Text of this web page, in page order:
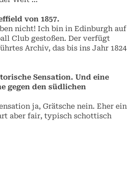
von 1857.
nicht! Ich bin in Edinburgh auf
Club gestoßen. Der verfügt
Archiv, das bis ins Jahr 1824
Sensation. Und eine
gegen den südlichen
ja, Grätsche nein. Eher ein
aber fair, typisch schottisch